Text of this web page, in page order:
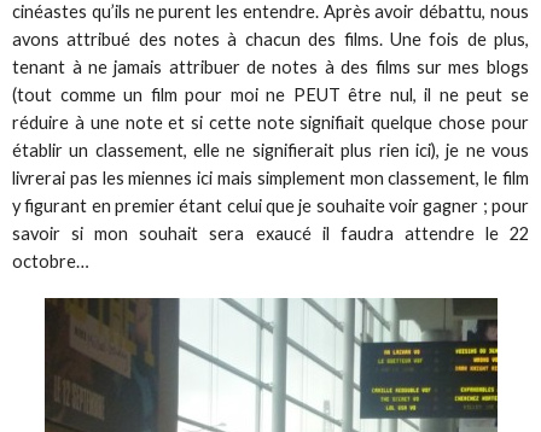
cinéastes qu’ils ne purent les entendre. Après avoir débattu, nous
avons attribué des notes à chacun des films. Une fois de plus,
tenant à ne jamais attribuer de notes à des films sur mes blogs
(tout comme un film pour moi ne PEUT être nul, il ne peut se
réduire à une note et si cette note signifiait quelque chose pour
établir un classement, elle ne signifierait plus rien ici), je ne vous
livrerai pas les miennes ici mais simplement mon classement, le film
y figurant en premier étant celui que je souhaite voir gagner ; pour
savoir si mon souhait sera exaucé il faudra attendre le 22
octobre…